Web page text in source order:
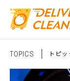
TOPICS ト ピッ